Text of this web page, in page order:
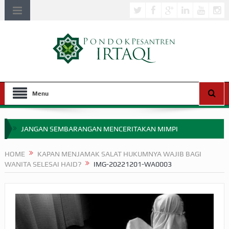
Menu
JANGAN SEMBARANGAN MENCERITAKAN MIMPI
MIMPI YANG DIABAIKAN MENJELANG PERANG BADAR
SEBELUM TIBA SAAT WAJIB?
HAKIKAT NIKMAT DI DUNIA!
HOME
KAPAN MENJAMAK SALAT HUKUMNYA WAJIB BAGI
WANITA SELESAI HAID?
IMG-20221201-WA0003